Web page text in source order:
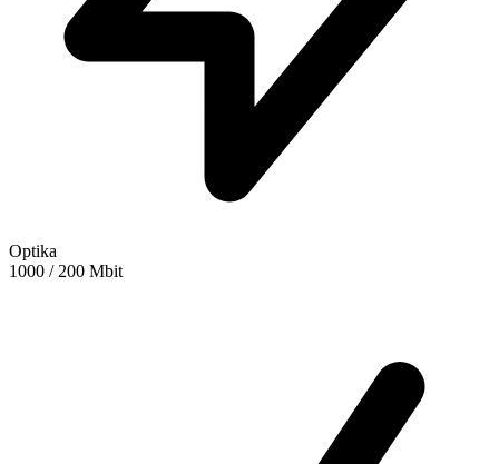
Optika
1000 / 200 Mbit